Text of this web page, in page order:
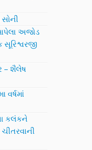
અજોડ
સૂરિશ્વરજી
– શૈલેષ
વર્ષમાં
કલંકને